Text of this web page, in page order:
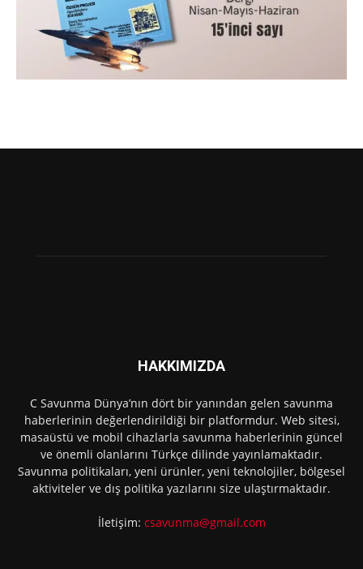
HAKKIMIZDA
C Savunma Dünya’nın dört bir yanından gelen savunma
haberlerinin değerlendirildiği bir platformdur. Web sitesi,
masaüstü ve mobil cihazlarla savunma haberlerinin güncel
ve önemli olanlarını Türkçe dilinde yayınlamaktadır.
Savunma politikaları, yeni ürünler, yeni teknolojiler, bölgesel
aktiviteler ve dış politika yazılarını size ulaştırmaktadır.
İletişim: csavunma@gmail.com